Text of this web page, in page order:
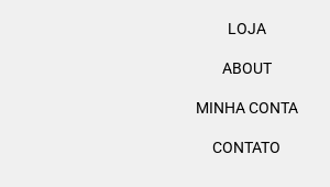
LOJA
ABOUT
MINHA CONTA
CONTATO